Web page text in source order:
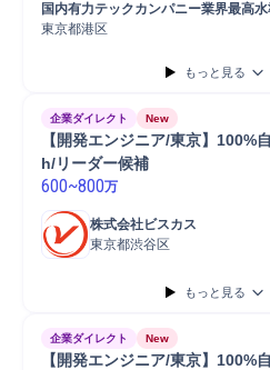
国内有力テックカンパニー業界最高
東京都港区
もっと見る
企業ダイレクト New
【開発エンジニア/東京】100%
h/リーダー候補
600~800万
株式会社ビスカス
東京都渋谷区
もっと見る
企業ダイレクト New
【開発エンジニア/東京】100%